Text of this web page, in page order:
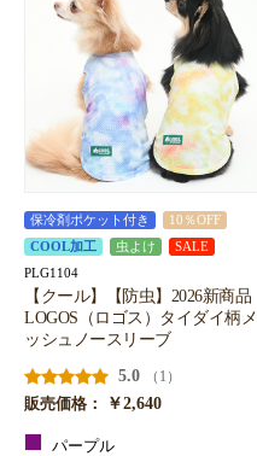
保冷剤ポケット付き
10％OFF
COOL加工
虫よけ SALE
PLG1104
【クール】【防虫】2026新商品
LOGOS（ロゴス）タイダイ柄メ
ッシュノースリーブ
5.0
（1）
販売価格：
￥2,640
パープル